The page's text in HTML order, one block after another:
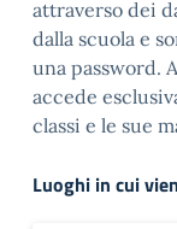
attraverso dei
dalla scuola e
una password.
accede
classi e le sue
Luoghi in cui